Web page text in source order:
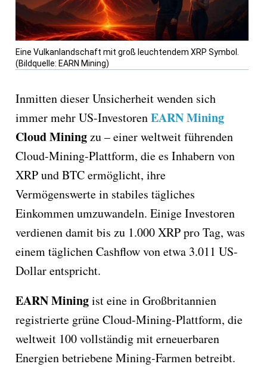
Eine Vulkanlandschaft mit groß leuchtendem XRP Symbol.
(Bildquelle: EARN Mining)
Inmitten dieser Unsicherheit wenden sich
immer mehr US-InvestorenEARN Mining
Cloud Miningzu – einer weltweit führenden
Cloud-Mining-Plattform, die es Inhabern von
XRP und BTC ermöglicht, ihre
Vermögenswerte in stabiles tägliches
Einkommen umzuwandeln. Einige Investoren
verdienen damit bis zu 1.000 XRP pro Tag, was
einem täglichen Cashflow von etwa 3.011 US-
Dollar entspricht.
EARN Miningist eine in Großbritannien
registrierte grüne Cloud-Mining-Plattform, die
weltweit 100 vollständig mit erneuerbaren
Energien betriebene Mining-Farmen betreibt.